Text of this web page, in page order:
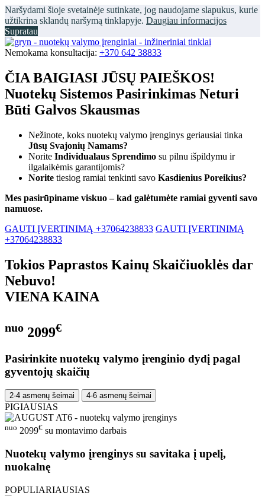
Naršydami šioje svetainėje sutinkate, jog naudojame slapukus, kurie
užtikrina sklandų naršymą tinklapyje. Daugiau informacijos
Supratau
Nemokama konsultacija: +370 642 38833
ČIA BAIGIASI JŪSŲ PAIEŠKOS!
Nuotekų Sistemos Pasirinkimas Neturi
Būti Galvos Skausmas
Nežinote, koks nuotekų valymo įrenginys geriausiai tinka
Jūsų Svajonių Namams?
Norite Individualaus Sprendimo su pilnu išpildymu ir
ilgalaikėmis garantijomis?
Norite tiesiog ramiai tenkinti savo Kasdienius Poreikius?
Mes pasirūpiname viskuo – kad galėtumėte ramiai gyventi savo
namuose.
GAUTI ĮVERTINIMĄ +37064238833 GAUTI ĮVERTINIMĄ
+37064238833
Tokios Paprastos Kainų Skaičiuoklės dar
Nebuvo!
VIENA KAINA
nuo 2099€
Pasirinkite nuotekų valymo įrenginio dydį pagal
gyventojų skaičių
2-4 asmenų šeimai 4-6 asmenų šeimai
PIGIAUSIAS
nuo 2099€ su montavimo darbais
Nuotekų valymo įrenginys su savitaka į upelį,
nuokalnę
POPULIARIAUSIAS